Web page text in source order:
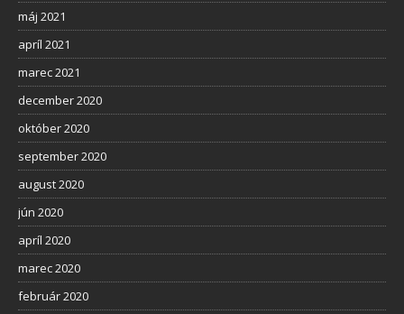
máj 2021
apríl 2021
marec 2021
december 2020
október 2020
september 2020
august 2020
jún 2020
apríl 2020
marec 2020
február 2020